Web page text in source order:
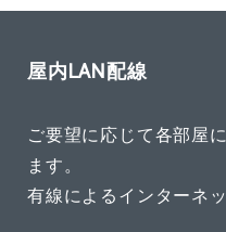
屋内LAN配線
ご要望に応じて各部屋
ます。
有線によるインターネ